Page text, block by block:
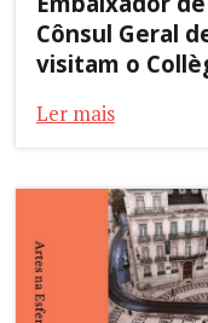
Cônsul Geral
visitam o
Ler mais